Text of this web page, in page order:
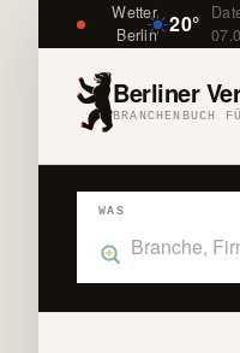
Wetter
Berlin 20°
Berliner
BRANCHENBUCH
WAS